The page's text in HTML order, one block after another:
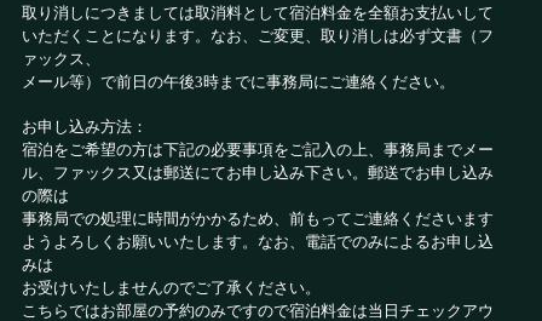
取り消しにつきましては取消料として宿泊料金を全額お支払いして
いただくことになります。なお、ご変更、取り消しは必ず文書（フ
ァックス、
メール等）で前日の午後3時までに事務局にご連絡ください。
お申し込み方法：
宿泊をご希望の方は下記の必要事項をご記入の上、事務局までメー
ル、ファックス又は郵送にてお申し込み下さい。郵送でお申し込み
の際は
事務局での処理に時間がかかるため、前もってご連絡くださいます
ようよろしくお願いいたします。なお、電話でのみによるお申し込
みは
お受けいたしませんのでご了承ください。
こちらではお部屋の予約のみですので宿泊料金は当日チェックアウ